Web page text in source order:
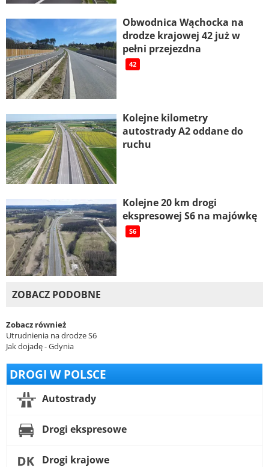
Obwodnica Wąchocka na
drodze krajowej 42 już w
pełni przejezdna
42
Kolejne kilometry
autostrady A2 oddane do
ruchu
Kolejne 20 km drogi
ekspresowej S6 na majówkę
S6
ZOBACZ PODOBNE
Zobacz również
Utrudnienia na drodze S6
Jak dojadę - Gdynia
DROGI W POLSCE
Autostrady
Drogi ekspresowe
Drogi krajowe